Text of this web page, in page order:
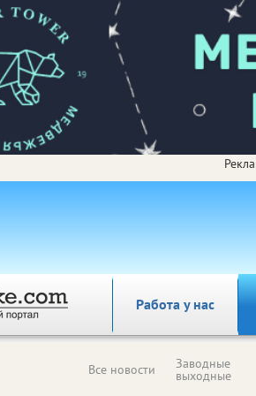
Работа у нас
Все новости Заводные
выходные